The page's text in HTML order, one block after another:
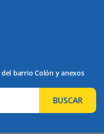
barrio Colón y anexos
BUSCAR